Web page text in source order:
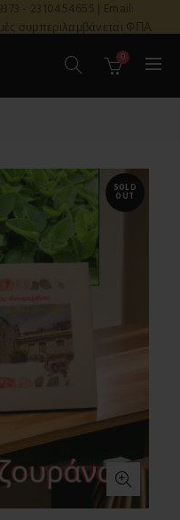
- 2310454655 | Email:
συμπεριλαμβάνεται ΦΠΑ
0
SOLD
OUT